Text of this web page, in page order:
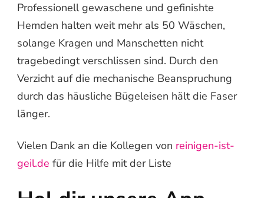
Professionell gewaschene und gefinishte
Hemden halten weit mehr als 50 Wäschen,
solange Kragen und Manschetten nicht
tragebedingt verschlissen sind. Durch den
Verzicht auf die mechanische Beanspruchung
durch das häusliche Bügeleisen hält die Faser
länger.
Vielen Dank an die Kollegen von reinigen-ist-
geil.de für die Hilfe mit der Liste